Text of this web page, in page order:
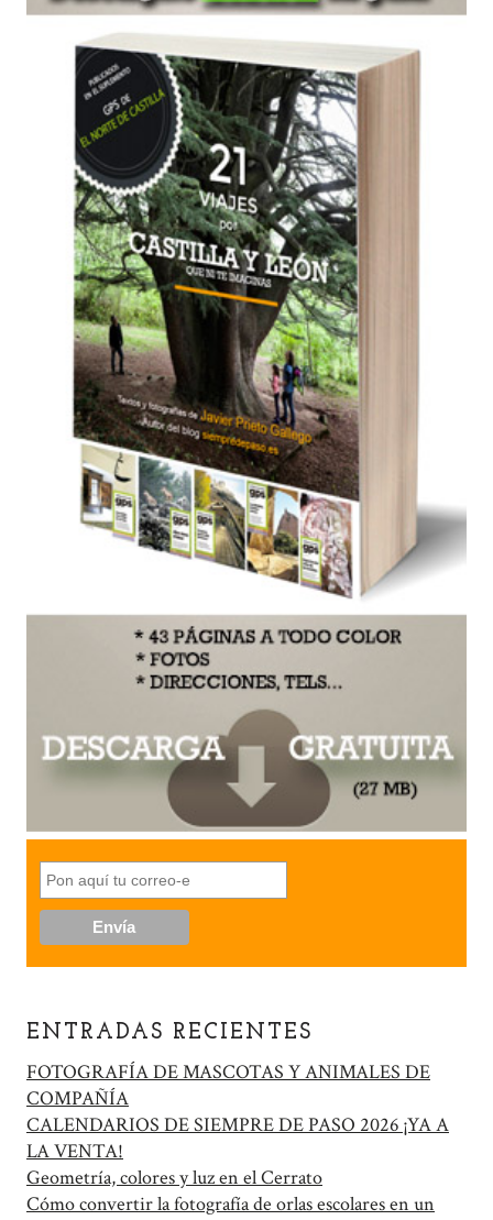
ENTRADAS RECIENTES
FOTOGRAFÍA DE MASCOTAS Y ANIMALES DE
COMPAÑÍA
CALENDARIOS DE SIEMPRE DE PASO 2026 ¡YA A
LA VENTA!
Geometría, colores y luz en el Cerrato
Cómo convertir la fotografía de orlas escolares en un